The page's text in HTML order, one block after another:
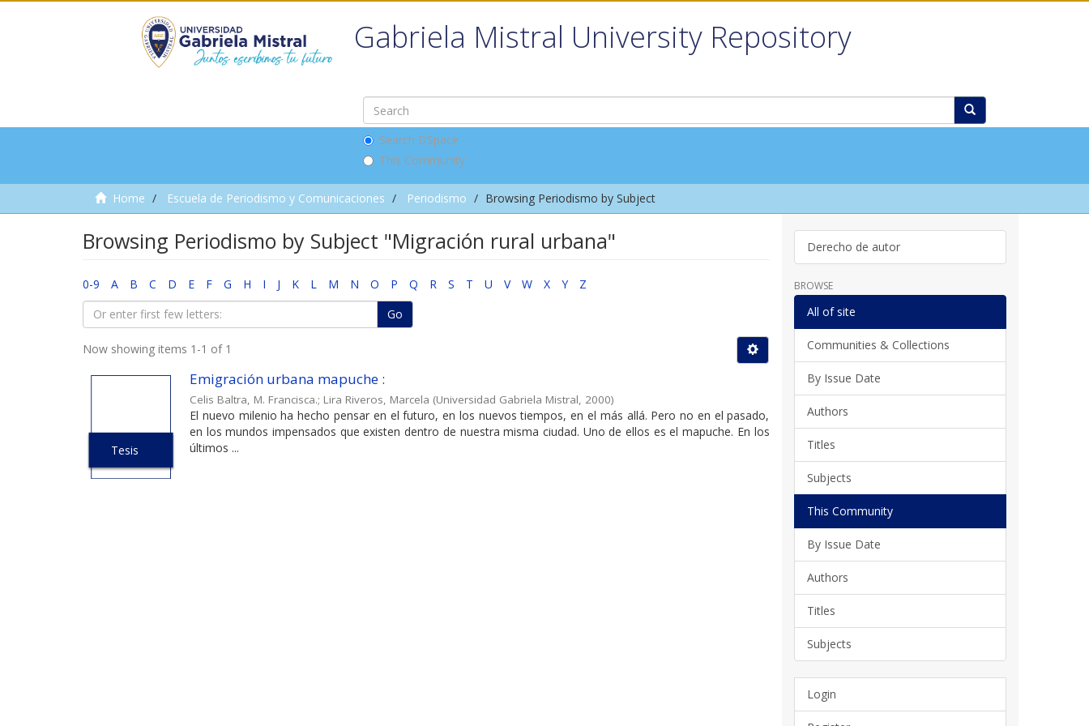
Gabriela Mistral University Repository
Search DSpace
This Community
Home Escuela de Periodismo y Comunicaciones Periodismo Browsing Periodismo by Subject
Browsing Periodismo by Subject "Migración rural urbana"
0-9 A B C D E F G H I J K L M N O P Q R S T U V W X Y
Z
Go
Now showing items 1-1 of 1
Tesis
Emigración urbana mapuche :
Celis Baltra, M. Francisca.; Lira Riveros, Marcela (Universidad Gabriela Mistral, 2000)
El nuevo milenio ha hecho pensar en el futuro, en los nuevos tiempos, en el más allá. Pero no en el pasado,
en los mundos impensados que existen dentro de nuestra misma ciudad. Uno de ellos es el mapuche. En los
últimos ...
Derecho de autor
BROWSE
All of site
Communities & Collections
By Issue Date
Authors
Titles
Subjects
This Community
By Issue Date
Authors
Titles
Subjects
Login